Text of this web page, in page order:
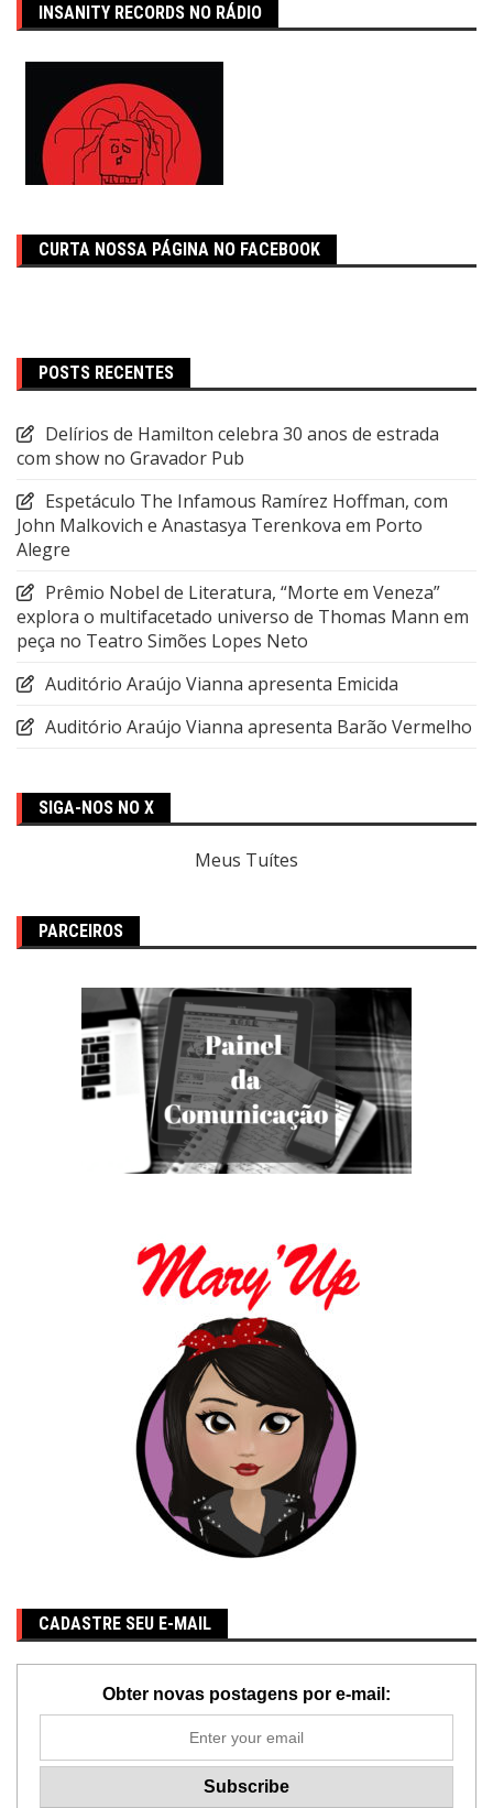
INSANITY RECORDS NO RÁDIO
CURTA NOSSA PÁGINA NO FACEBOOK
POSTS RECENTES
Delírios de Hamilton celebra 30 anos de estrada
com show no Gravador Pub
Espetáculo The Infamous Ramírez Hoffman, com
John Malkovich e Anastasya Terenkova em Porto
Alegre
Prêmio Nobel de Literatura, “Morte em Veneza”
explora o multifacetado universo de Thomas Mann em
peça no Teatro Simões Lopes Neto
Auditório Araújo Vianna apresenta Emicida
Auditório Araújo Vianna apresenta Barão Vermelho
SIGA-NOS NO X
Meus Tuítes
PARCEIROS
CADASTRE SEU E-MAIL
Obter novas postagens por e-mail: